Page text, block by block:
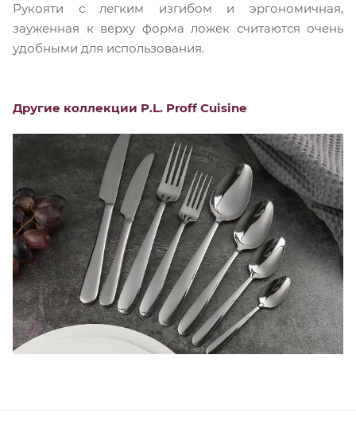
Рукояти с легким изгибом и эргономичная,
зауженная к верху форма ложек считаются очень
удобными для использования.
Другие коллекции P.L. Proff Cuisine